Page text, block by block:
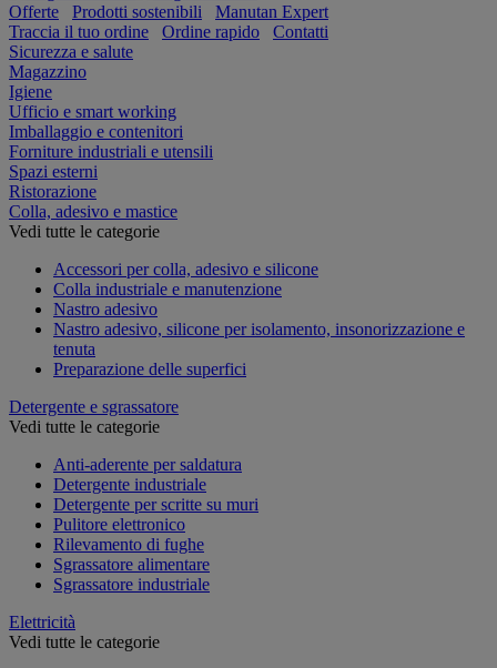
Offerte Prodotti sostenibili
Manutan Expert
Traccia il tuo ordine
Ordine rapido
Contatti
Sicurezza e salute
Magazzino
Igiene
Ufficio e smart working
Imballaggio e contenitori
Forniture industriali e utensili
Spazi esterni
Ristorazione
Colla, adesivo e mastice
Vedi tutte le categorie
Accessori per colla, adesivo e silicone
Colla industriale e manutenzione
Nastro adesivo
Nastro adesivo, silicone per isolamento, insonorizzazione e
tenuta
Preparazione delle superfici
Detergente e sgrassatore
Vedi tutte le categorie
Anti-aderente per saldatura
Detergente industriale
Detergente per scritte su muri
Pulitore elettronico
Rilevamento di fughe
Sgrassatore alimentare
Sgrassatore industriale
Elettricità
Vedi tutte le categorie